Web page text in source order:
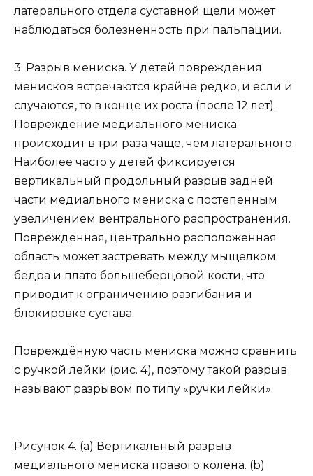
латерального отдела суставной щели может
наблюдаться болезненность при пальпации.
3. Разрыв мениска. У детей повреждения
менисков встречаются крайне редко, и если и
случаются, то в конце их роста (после 12 лет).
Повреждение медиального мениска
происходит в три раза чаще, чем латерального.
Наиболее часто у детей фиксируется
вертикальный продольный разрыв задней
части медиального мениска с постепенным
увеличением вентрального распространения.
Поврежденная, центрально расположенная
область может застревать между мыщелком
бедра и плато большеберцовой кости, что
приводит к ограничению разгибания и
блокировке сустава.
Повреждённую часть мениска можно сравнить
с ручкой лейки (рис. 4), поэтому такой разрыв
называют разрывом по типу «ручки лейки».
Рисунок 4. (а) Вертикальный разрыв
медиального мениска правого колена. (b)